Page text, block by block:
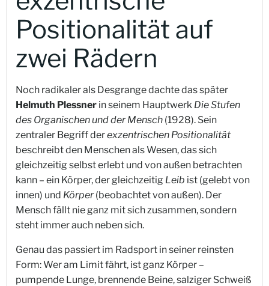
Positionalität auf
zwei Rädern
Noch radikaler als Desgrange dachte das später
Helmuth Plessner in seinem Hauptwerk Die Stufen
des Organischen und der Mensch (1928). Sein
zentraler Begriff derexzentrischen Positionalität
beschreibt den Menschen als Wesen, das sich
gleichzeitig selbst erlebt und von außen betrachten
kann – ein Körper, der gleichzeitig Leib ist (gelebt von
innen) und Körper(beobachtet von außen). Der
Mensch fällt nie ganz mit sich zusammen, sondern
steht immer auch neben sich.
Genau das passiert im Radsport in seiner reinsten
Form: Wer am Limit fährt, ist ganz Körper –
pumpende Lunge, brennende Beine, salziger Schweiß